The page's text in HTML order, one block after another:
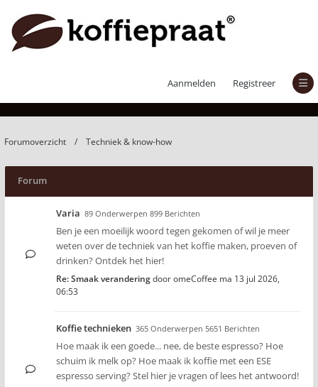
Aanmelden Registreer
Techniek & know-how
Forumoverzicht Techniek & know-how
Forum
Varia 89 Onderwerpen 899 Berichten
Ben je een moeilijk woord tegen gekomen of wil je meer
weten over de techniek van het koffie maken, proeven of
drinken? Ontdek het hier!
Re: Smaak veranderingdooromeCoffee ma 13 jul 2026,
06:53
Koffie technieken 365 Onderwerpen 5651 Berichten
Hoe maak ik een goede... nee, de beste espresso? Hoe
schuim ik melk op? Hoe maak ik koffie met een ESE
espresso serving? Stel hier je vragen of lees het antwoord!